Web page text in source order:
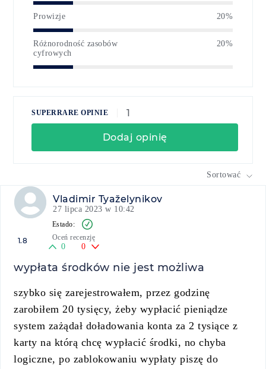
Prowizje 20%
Różnorodność zasobów
cyfrowych
20%
SUPERRARE OPINIE 1
Dodaj opinię
Sortować
Vladimir Tyaželynikov
27 lipca 2023 w 10:42
1.8 Oceń recenzję
0 0
wypłata środków nie jest możliwa
szybko się zarejestrowałem, przez godzinę
zarobiłem 20 tysięcy, żeby wypłacić pieniądze
system zażądał doładowania konta za 2 tysiące z
karty na którą chcę wypłacić środki, no chyba
logiczne, po zablokowaniu wypłaty piszę do